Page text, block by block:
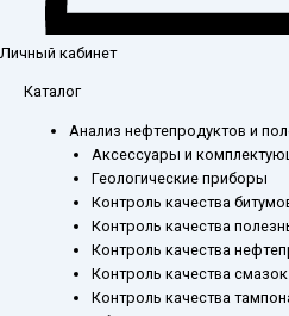
Личный кабинет
Каталог
Анализ нефтепродуктов и
Аксессуары и
Геологические приборы
Контроль качества
Контроль качества
Контроль качества
Контроль качества смазок
Контроль качества